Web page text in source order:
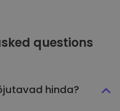
questions
hinda?